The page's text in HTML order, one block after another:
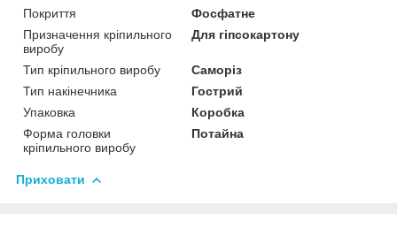
Покриття
Фосфатне
Призначення кріпильного
виробу
Для гіпсокартону
Тип кріпильного виробу
Саморіз
Тип накінечника
Гострий
Упаковка
Коробка
Форма головки
кріпильного виробу
Потайна
Приховати